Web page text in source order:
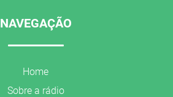
NAVEGAÇÃO
Home
Sobre a rádio